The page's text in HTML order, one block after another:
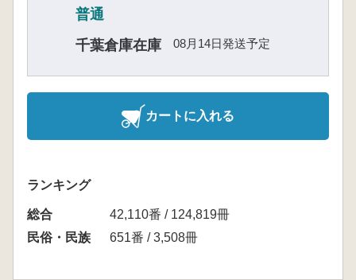
普通
千葉倉庫在庫
08月14日発送予定
カートに入れる
ランキング
総合
42,110番 / 124,819冊
民俗・民族
651番 / 3,508冊